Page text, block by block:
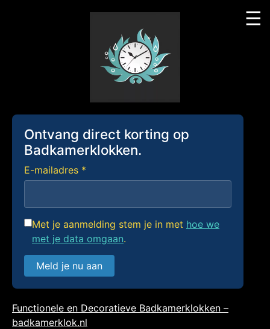
Ontvang direct korting op
Badkamerklokken.
E-mailadres *
Met je aanmelding stem je in met hoe we
met je data omgaan.
Meld je nu aan
Functionele en Decoratieve Badkamerklokken –
badkamerklok.nl
☰